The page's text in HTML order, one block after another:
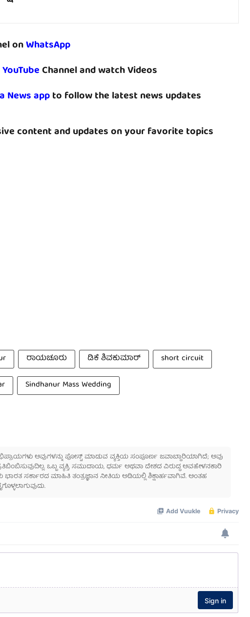
onWhatsApp
YouTubeChannel and watch Videos
News appto follow the latest news updates
content and updates on your favorite topics
ರಾಯಚೂರು ಡಿಕೆ ಶಿವಕುಮಾರ್
short circuit
Sindhanur Mass Wedding
ಅವುಗಳನ್ನು ಪೋಸ್ಟ್ ಮಾಡುವ ವ್ಯಕ್ತಿಯ ಸಂಪೂರ್ಣ ಜವಾಬ್ದಾರಿಯಾಗಿದೆ; ಅವು
ಒಬ್ಬ ವ್ಯಕ್ತಿ, ಸಮುದಾಯ, ಧರ್ಮ ಅಥವಾ ದೇಶದ ವಿರುದ್ಧ ಅವಹೇಳನಕಾರಿ
ಸರ್ಕಾರದ ಮಾಹಿತಿ ತಂತ್ರಜ್ಞಾನ ನೀತಿಯ ಅಡಿಯಲ್ಲಿ ಶಿಕ್ಷಾರ್ಹವಾಗಿವೆ. ಅಂತಹ